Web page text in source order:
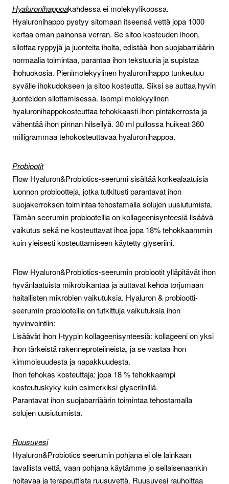
Hyaluronihappoakahdessa ei molekyylikoossa.
Hyaluronihappo pystyy sitomaan itseensä vettä jopa 1000
kertaa oman painonsa verran. Se sitoo kosteuden ihoon,
silottaa ryppyjä ja juonteita iholta, edistää ihon suojabarriäärin
normaalia toimintaa, parantaa ihon tekstuuria ja supistaa
ihohuokosia. Pienimolekyylinen hyaluronihappo tunkeutuu
syvälle ihokudokseen ja sitoo kosteutta. Siksi se auttaa hyvin
juonteiden silottamisessa. Isompi molekyylinen
hyaluronihappokosteuttaa tehokkaasti ihon pintakerrosta ja
vähentää ihon pinnan hilseilyä. 30 ml pullossa huikeat 360
milligrammaa tehokosteuttavaa hyaluronihappoa.
Probiootit
Flow Hyaluron&Probiotics-seerumi sisältää korkealaatuisia
luonnon probiootteja, jotka tutkitusti parantavat ihon
suojakerroksen toimintaa tehostamalla solujen uusiutumista.
Tämän seerumin probiooteilla on kollageenisynteesiä lisäävä
vaikutus sekä ne kosteuttavat ihoa jopa 18% tehokkaammin
kuin yleisesti kosteuttamiseen käytetty glyseriini.
Flow Hyaluron&Probiotics-seerumin probiootit ylläpitävät ihon
hyvänlaatuista mikrobikantaa ja auttavat kehoa torjumaan
haitallisten mikrobien vaikutuksia. Hyaluron & probiootti-
seerumin probiooteilla on tutkittuja vaikutuksia ihon
hyvinvointiin:
Lisäävät ihon I-tyypin kollageenisynteesiä: kollageeni on yksi
ihon tärkeistä rakenneproteiineista, ja se vastaa ihon
kimmoisuudesta ja napakkuudesta.
Ihon tehokas kosteuttaja: jopa 18 % tehokkaampi
kosteutuskyky kuin esimerkiksi glyseriinillä.
Parantavat ihon suojabarriäärin toimintaa tehostamalla
solujen uusiutumista.
Ruusuvesi
Hyaluron&Probiotics seerumin pohjana ei ole lainkaan
tavallista vettä, vaan pohjana käytämme jo sellaisenaankin
hoitavaa ja terapeuttista ruusuvettä. Ruusuvesi rauhoittaa